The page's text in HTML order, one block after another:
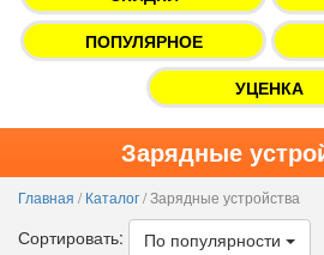
ПОПУЛЯРНОЕ
УЦЕНКА
Зарядные
Главная /Каталог/Зарядные устройства
Сортировать: По популярности